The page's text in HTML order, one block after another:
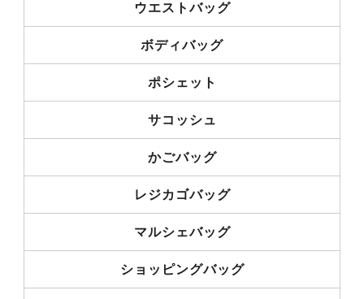
ウエストバッグ
ボディバッグ
ポシェット
サコッシュ
かごバッグ
レジカゴバッグ
マルシェバッグ
ショッピングバッグ